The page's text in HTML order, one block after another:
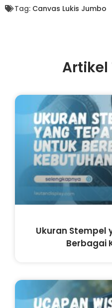
Tag: Canvas Lukis Jumbo
Artikel
Ukuran Stempel
Berbagai